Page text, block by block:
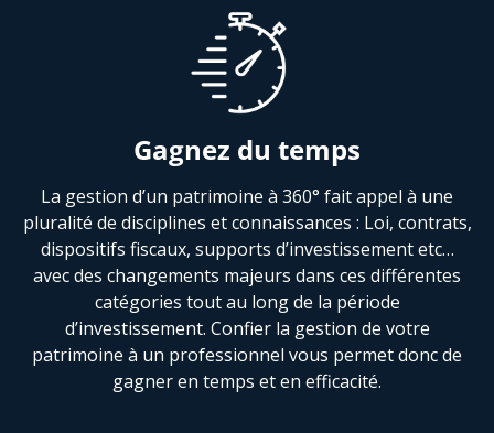
Gagnez du temps
La gestion d’un patrimoine à 360° fait appel à une
pluralité de disciplines et connaissances : Loi, contrats,
dispositifs fiscaux, supports d’investissement etc…
avec des changements majeurs dans ces différentes
catégories tout au long de la période
d’investissement. Confier la gestion de votre
patrimoine à un professionnel vous permet donc de
gagner en temps et en efficacité.